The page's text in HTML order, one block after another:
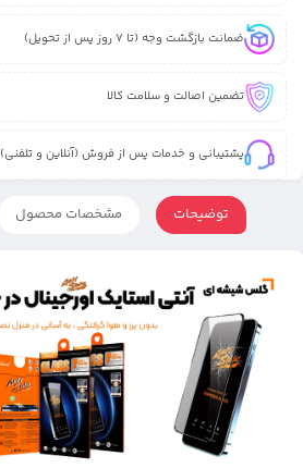
ضمانت بازگشت وجه (تا 7 روز پس از تحویل)
تضمین اصالت و سلامت کالا
پشتیبانی و خدمات پس از فروش (آنلاین و تلفنی)
توضیحات مشخصات محصول